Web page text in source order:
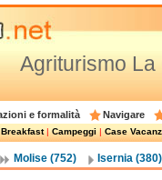
Agriturismo
e formalità Navigare
|Campeggi|Case
Molise (752) Isernia (380)